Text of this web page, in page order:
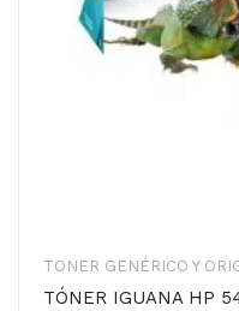
TONER GENÉRICO Y
TÓNER IGUANA HP